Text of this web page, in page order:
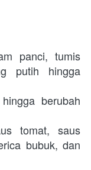
panci, tumis
putih hingga
berubah
tomat, saus
bubuk, dan